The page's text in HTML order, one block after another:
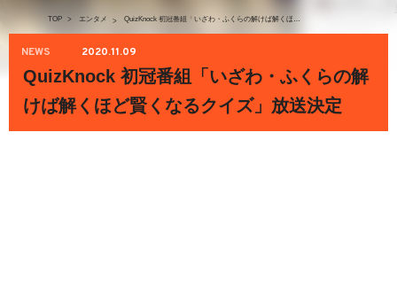
TOP > エンタメ > QuizKnock 初冠番組「いざわ・ふくらの解けば解くほど賢くなるクイズ」放送決定
NEWS 2020.11.09
QuizKnock 初冠番組「いざわ・ふくらの解
けば解くほど賢くなるクイズ」放送決定